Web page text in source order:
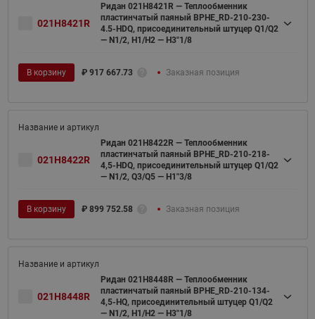
021H8421R
Ридан 021H8421R — Теплообменник
пластинчатый паяный BPHE_RD-210-230-
4.5-HDQ, присоединительный штуцер Q1/Q2
— N1/2, H1/H2 — H3"1/8
В корзину ₽ 917 667.73 Заказная позиция
021H8422R
Ридан 021H8422R — Теплообменник
пластинчатый паяный BPHE_RD-210-218-
4,5-HDQ, присоединительный штуцер Q1/Q2
— N1/2, Q3/Q5 — H1"3/8
В корзину ₽ 899 752.58 Заказная позиция
021H8448R
Ридан 021H8448R — Теплообменник
пластинчатый паяный BPHE_RD-210-134-
4,5-HQ, присоединительный штуцер Q1/Q2
— N1/2, H1/H2 — H3"1/8